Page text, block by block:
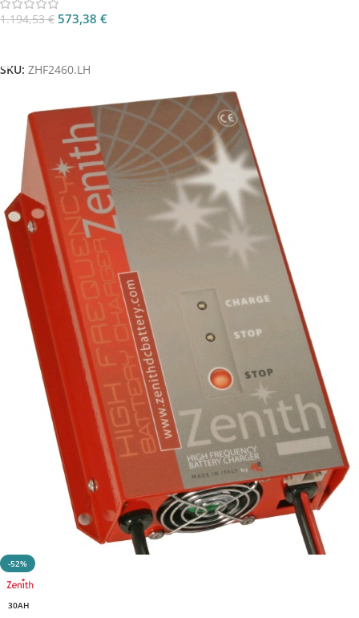
1.194,53€ 573,38 €
SKU: ZHF2460.LH
-52%
30AH